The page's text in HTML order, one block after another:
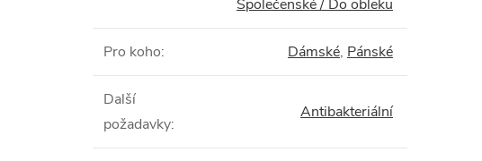
Společenské / Do obleku
Pro koho: Dámské, Pánské
Další
požadavky:
Antibakteriální